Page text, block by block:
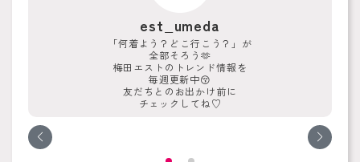
est_umeda
「何着よう？どこ行こう？」が
全部そろう🫶
梅田エストのトレンド情報を
毎週更新中😚
友だちとのお出かけ前に
チェックしてね♡